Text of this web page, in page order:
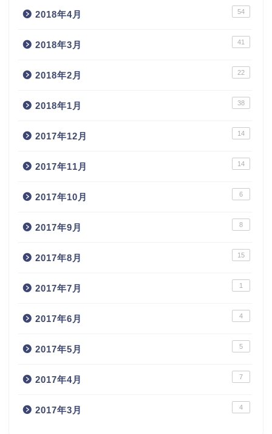
2018年4月 54
2018年3月 41
2018年2月 22
2018年1月 38
2017年12月 14
2017年11月 14
2017年10月 6
2017年9月 8
2017年8月 15
2017年7月 1
2017年6月 4
2017年5月 5
2017年4月 7
2017年3月 4